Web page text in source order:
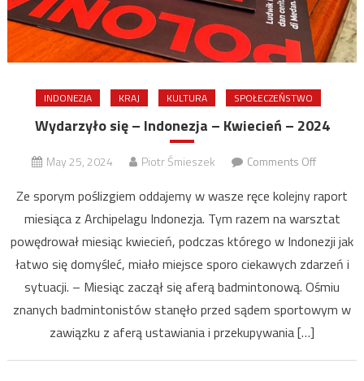
INDONEZJA KRAJ KULTURA SPOŁECZEŃSTWO
Wydarzyło się – Indonezja – Kwiecień – 2024
May 25, 2024 Piotr Śmieszek Comments Offon
się
–
Indonezja
–
Kwiecień
Ze sporym poślizgiem oddajemy w wasze ręce kolejny raport
miesiąca z Archipelagu Indonezja. Tym razem na warsztat
powędrował miesiąc kwiecień, podczas którego w Indonezji jak
łatwo się domyśleć, miało miejsce sporo ciekawych zdarzeń i
sytuacji. – Miesiąc zaczął się aferą badmintonową. Ośmiu
znanych badmintonistów stanęło przed sądem sportowym w
zawiązku z aferą ustawiania i przekupywania […]